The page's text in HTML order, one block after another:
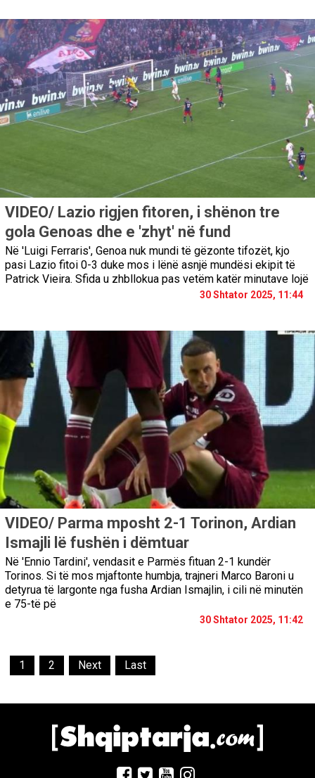
VIDEO/ Lazio rigjen fitoren, i shënon tre
gola Genoas dhe e 'zhyt' në fund
Në 'Luigi Ferraris', Genoa nuk mundi të gëzonte tifozët, kjo
pasi Lazio fitoi 0-3 duke mos i lënë asnjë mundësi ekipit të
Patrick Vieira. Sfida u zhbllokua pas vetëm katër minutave lojë
30 Shtator 2025, 11:44
VIDEO/ Parma mposht 2-1 Torinon, Ardian
Ismajli lë fushën i dëmtuar
Në 'Ennio Tardini', vendasit e Parmës fituan 2-1 kundër
Torinos. Si të mos mjaftonte humbja, trajneri Marco Baroni u
detyrua të largonte nga fusha Ardian Ismajlin, i cili në minutën
e 75-të pë
30 Shtator 2025, 11:42
1 2 Next Last